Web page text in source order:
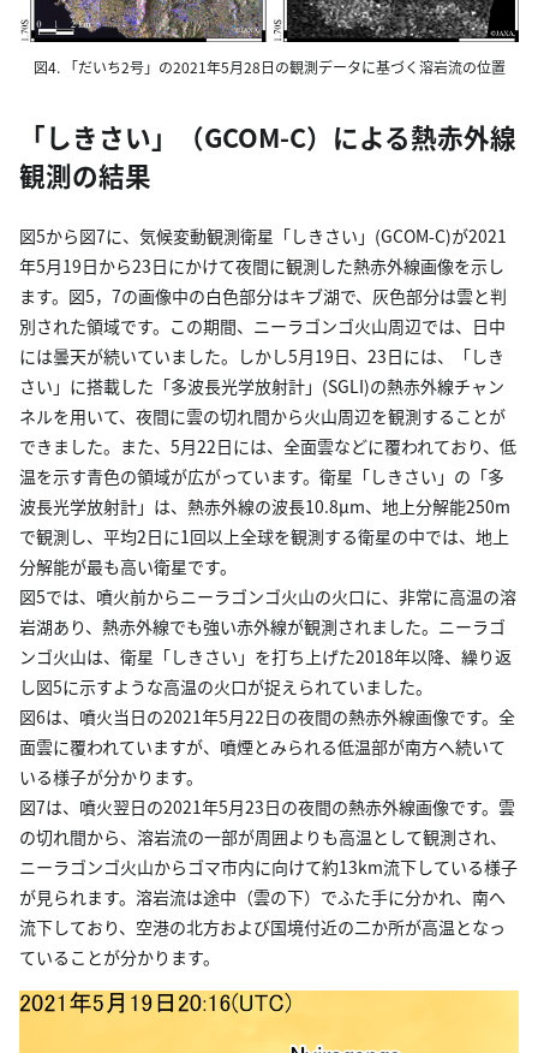
図4. 「だいち2号」の2021年5月28日の観測データに基づく溶岩流の位置
「しきさい」（GCOM-C）による熱赤外線
観測の結果
図5から図7に、気候変動観測衛星「しきさい」(GCOM-C)が2021
年5月19日から23日にかけて夜間に観測した熱赤外線画像を示し
ます。図5，7の画像中の白色部分はキブ湖で、灰色部分は雲と判
別された領域です。この期間、ニーラゴンゴ火山周辺では、日中
には曇天が続いていました。しかし5月19日、23日には、「しき
さい」に搭載した「多波長光学放射計」(SGLI)の熱赤外線チャン
ネルを用いて、夜間に雲の切れ間から火山周辺を観測することが
できました。また、5月22日には、全面雲などに覆われており、低
温を示す青色の領域が広がっています。衛星「しきさい」の「多
波長光学放射計」は、熱赤外線の波長10.8µm、地上分解能250m
で観測し、平均2日に1回以上全球を観測する衛星の中では、地上
分解能が最も高い衛星です。
図5では、噴火前からニーラゴンゴ火山の火口に、非常に高温の溶
岩湖あり、熱赤外線でも強い赤外線が観測されました。ニーラゴ
ンゴ火山は、衛星「しきさい」を打ち上げた2018年以降、繰り返
し図5に示すような高温の火口が捉えられていました。
図6は、噴火当日の2021年5月22日の夜間の熱赤外線画像です。全
面雲に覆われていますが、噴煙とみられる低温部が南方へ続いて
いる様子が分かります。
図7は、噴火翌日の2021年5月23日の夜間の熱赤外線画像です。雲
の切れ間から、溶岩流の一部が周囲よりも高温として観測され、
ニーラゴンゴ火山からゴマ市内に向けて約13km流下している様子
が見られます。溶岩流は途中（雲の下）でふた手に分かれ、南へ
流下しており、空港の北方および国境付近の二か所が高温となっ
ていることが分かります。